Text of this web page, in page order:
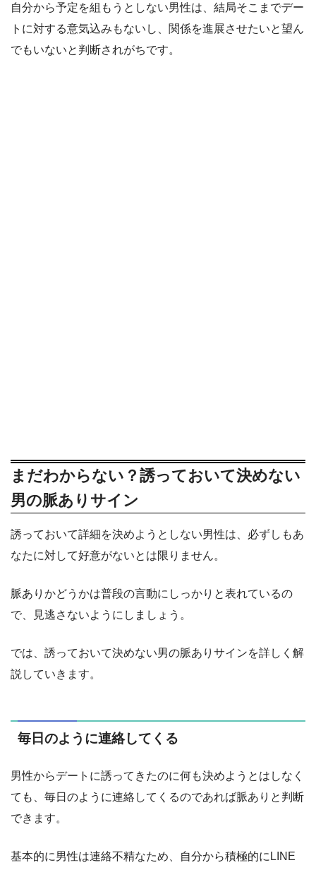
自分から予定を組もうとしない男性は、結局そこまでデー
トに対する意気込みもないし、関係を進展させたいと望ん
でもいないと判断されがちです。
まだわからない？誘っておいて決めない
男の脈ありサイン
誘っておいて詳細を決めようとしない男性は、必ずしもあ
なたに対して好意がないとは限りません。
脈ありかどうかは普段の言動にしっかりと表れているの
で、見逃さないようにしましょう。
では、誘っておいて決めない男の脈ありサインを詳しく解
説していきます。
毎日のように連絡してくる
男性からデートに誘ってきたのに何も決めようとはしなく
ても、毎日のように連絡してくるのであれば脈ありと判断
できます。
基本的に男性は連絡不精なため、自分から積極的にLINE